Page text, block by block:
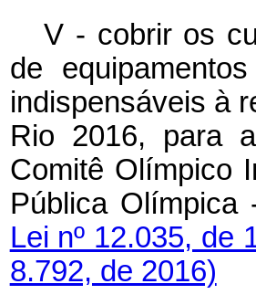
V - cobrir os
de
indispensáveis à
Rio 2016, para
Comitê Olímpico
Pública
Lei nº 12.035, de
8.792, de 2016)